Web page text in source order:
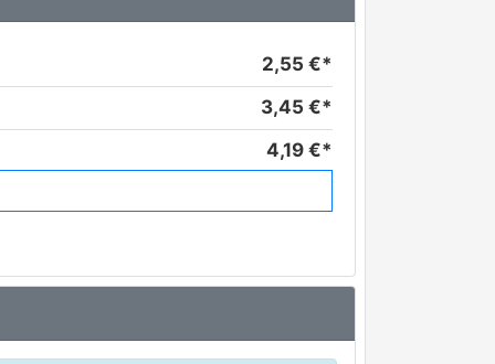
2,55 €*
3,45 €*
4,19 €*
7,40 €*